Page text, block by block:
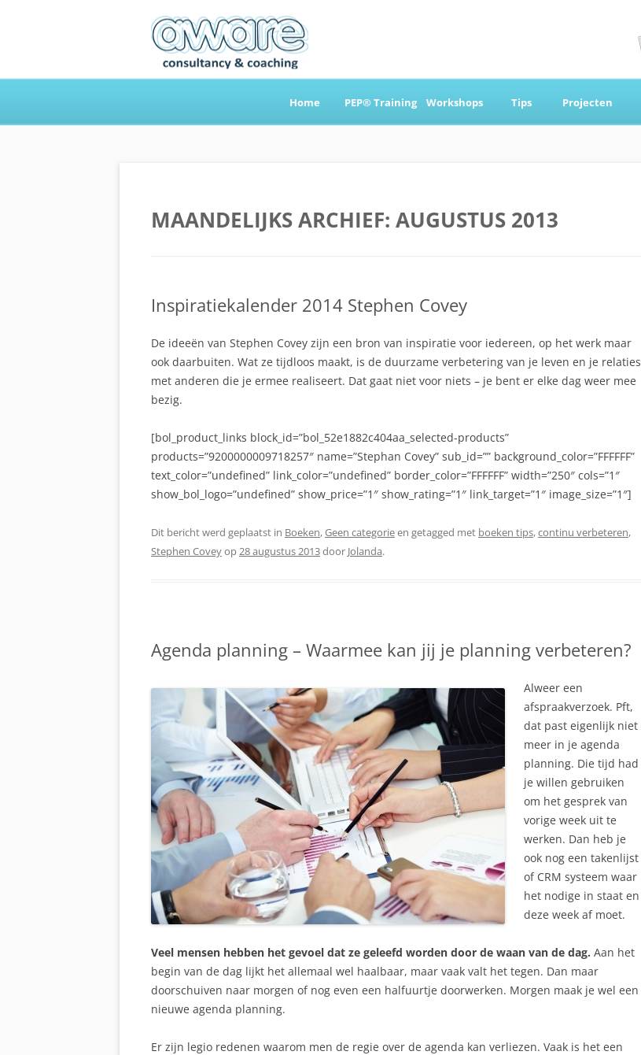
Ga
de
Home PEP® Training Workshops Tips Projecten
MAANDELIJKS ARCHIEF: AUGUSTUS 2013
Inspiratiekalender 2014 Stephen Covey
De ideeën van Stephen Covey zijn een bron van inspiratie voor iedereen, op het werk maar
ook daarbuiten. Wat ze tijdloos maakt, is de duurzame verbetering van je leven en je relaties
met anderen die je ermee realiseert. Dat gaat niet voor niets – je bent er elke dag weer mee
bezig.
[bol_product_links block_id=”bol_52e1882c404aa_selected-products”
products=”9200000009718257″ name=”Stephan Covey” sub_id=”” background_color=”FFFFFF”
text_color=”undefined” link_color=”undefined” border_color=”FFFFFF” width=”250″ cols=”1″
show_bol_logo=”undefined” show_price=”1″ show_rating=”1″ link_target=”1″ image_size=”1″]
Dit bericht werd geplaatst in Boeken,Geen categorieen getagged met boeken tips,continu verbeteren,
Stephen Coveyop28 augustus 2013door Jolanda.
Agenda planning – Waarmee kan jij je planning verbeteren?
Alweer een
afspraakverzoek. Pft,
dat past eigenlijk niet
meer in je agenda
planning. Die tijd had
je willen gebruiken
om het gesprek van
vorige week uit te
werken. Dan heb je
ook nog een takenlijst
of CRM systeem waar
het nodige in staat en
deze week af moet.
Veel mensen hebben het gevoel dat ze geleefd worden door de waan van de dag. Aan het
begin van de dag lijkt het allemaal wel haalbaar, maar vaak valt het tegen. Dan maar
doorschuiven naar morgen of nog even een halfuurtje doorwerken. Morgen maak je wel een
nieuwe agenda planning.
Er zijn legio redenen waarom men de regie over de agenda kan verliezen. Vaak is het een